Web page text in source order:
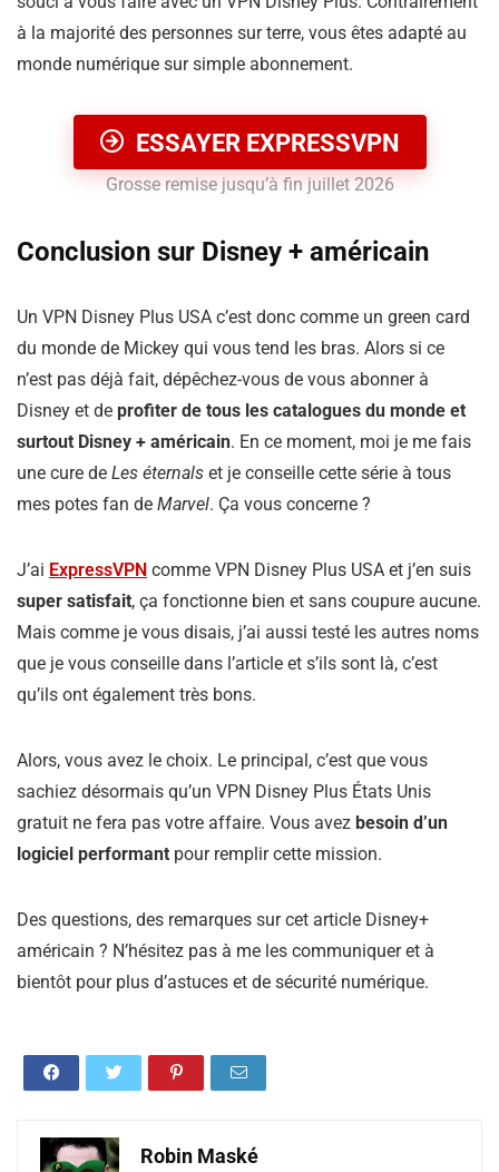
à la majorité des personnes sur terre, vous êtes adapté au
monde numérique sur simple abonnement.
ESSAYER EXPRESSVPN
Grosse remise jusqu’à fin juillet 2026
Conclusion sur Disney + américain
Un VPN Disney Plus USA c’est donc comme un green card
du monde de Mickey qui vous tend les bras. Alors si ce
n’est pas déjà fait, dépêchez-vous de vous abonner à
Disney et de profiter de tous les catalogues du monde et
surtout Disney + américain. En ce moment, moi je me fais
une cure de Les éternals et je conseille cette série à tous
mes potes fan de Marvel. Ça vous concerne ?
J’ai ExpressVPN comme VPN Disney Plus USA et j’en suis
super satisfait, ça fonctionne bien et sans coupure aucune.
Mais comme je vous disais, j’ai aussi testé les autres noms
que je vous conseille dans l’article et s’ils sont là, c’est
qu’ils ont également très bons.
Alors, vous avez le choix. Le principal, c’est que vous
sachiez désormais qu’un VPN Disney Plus États Unis
gratuit ne fera pas votre affaire. Vous avez besoin d’un
logiciel performant pour remplir cette mission.
Des questions, des remarques sur cet article Disney+
américain ? N’hésitez pas à me les communiquer et à
bientôt pour plus d’astuces et de sécurité numérique.
Robin Maské